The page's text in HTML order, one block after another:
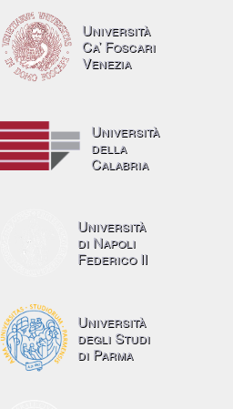
Università
Ca’ Foscari
Venezia
Università
della
Calabria
Università
di Napoli
Federico II
Università
degli Studi
di Parma